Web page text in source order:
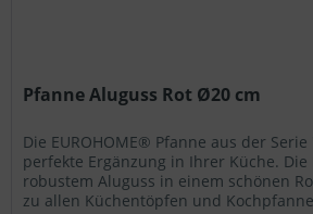
Pfanne Aluguss Rot Ø20 cm
Die EUROHOME® Pfanne aus der
perfekte Ergänzung in Ihrer Küche. Die
robustem Aluguss in einem schönen
zu allen Küchentöpfen und